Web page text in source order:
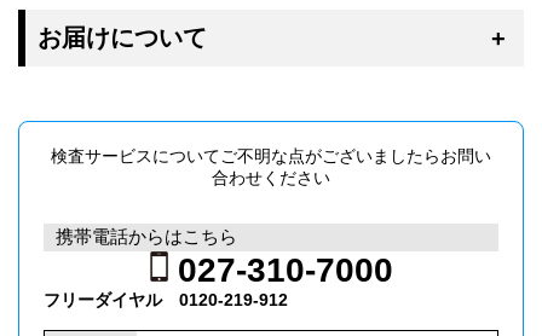
お届けについて
検査サービスについてご不明な点がございましたらお問い
合わせください
フリーダイヤル 0120​-219-912
携帯電話からはこちら
027-310-7000